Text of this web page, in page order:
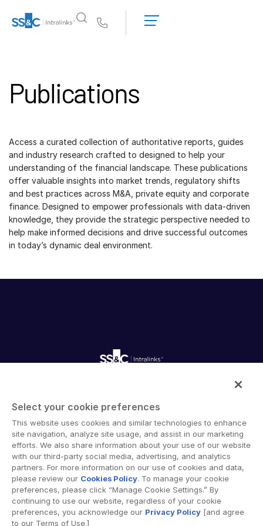
Seguridad y confianza
Productos
Deal Centre AI
Link
Preparación
Marketing
Gestión
Recaudación de Fondos
Servicios Gestionados de Inversiones Alternativas
Servicios de deal
Supresión de información
Soporte de transacciones
Funcionalidad avanzada de informes
NDA
Solicitar una
Publications
Access a curated collection of authoritative reports, guides
and industry research crafted to designed to help your
understanding of the financial landscape. These publications
offer valuable insights into market trends, regulatory shifts
and best practices across M&A, private equity and corporate
finance. Designed to empower professionals with data-driven
knowledge, they provide the strategic perspective needed to
help make informed decisions and drive successful outcomes
in today’s dynamic deal environment.
soluciones de intercambio de documentos en línea que
permiten la colaboración empresarial a través de
fronteras organizacionales, corporativas y geográficas.
La plataforma segura de Intralinks proporciona
herramientas para sincronización de archivos, intercambio
seguro de documentos, espacios de trabajo
colaborativos y soluciones de salas de datos virtuales
(VDR).
Select your cookie preferences
This website uses cookies and similar technologies to enhance
site navigation, analyze site usage, and assist in our marketing
efforts. We also share information about your use of our website
with our third-party social media, advertising, and analytics
partners. For more information on our use of cookies and data,
please review our Cookies Policy. To manage your cookie
preferences, please click “Manage Cookie Settings.” By
continuing to use our website, regardless of your cookie
preferences, you acknowledge our Privacy Policy [and agree
to our Terms of Use.]